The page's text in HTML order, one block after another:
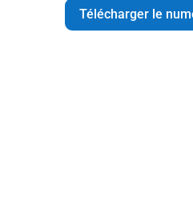
Télécharger le